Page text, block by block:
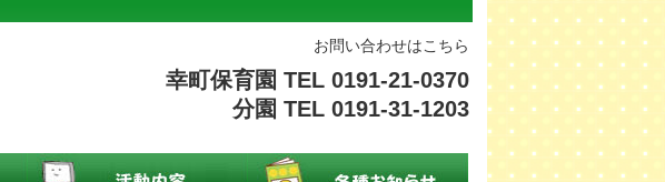
お問い合わせはこちら
幸町保育園 TEL 0191-21-0370
分園 TEL 0191-31-1203